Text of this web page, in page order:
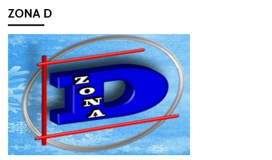
ZONA D